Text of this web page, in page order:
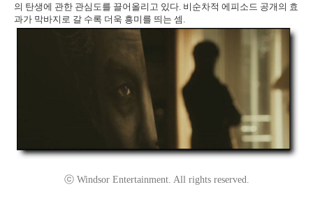
의 탄생에 관한 관심도를 끌어올리고 있다. 비순차적 에피소드 공개의 효
과가 막바지로 갈 수록 더욱 흥미를 띄는 셈.
ⓒ Windsor Entertainment. All rights reserved.